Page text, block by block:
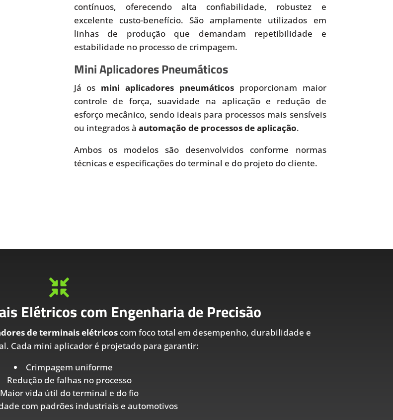
contínuos, oferecendo alta confiabilidade, robustez e
excelente custo-benefício. São amplamente utilizados em
linhas de produção que demandam repetibilidade e
estabilidade no processo de crimpagem.
Mini Aplicadores Pneumáticos
Já os mini aplicadores pneumáticosproporcionam maior
controle de força, suavidade na aplicação e redução de
esforço mecânico, sendo ideais para processos mais sensíveis
ou integrados à automação de processos de aplicação.
Ambos os modelos são desenvolvidos conforme normas
técnicas e especificações do terminal e do projeto do cliente.

Elétricos com Engenharia de Precisão
de terminais elétricoscom foco total em desempenho, durabilidade e
Cada mini aplicador é projetado para garantir:
Crimpagem uniforme
Redução de falhas no processo
Maior vida útil do terminal e do fio
com padrões industriais e automotivos